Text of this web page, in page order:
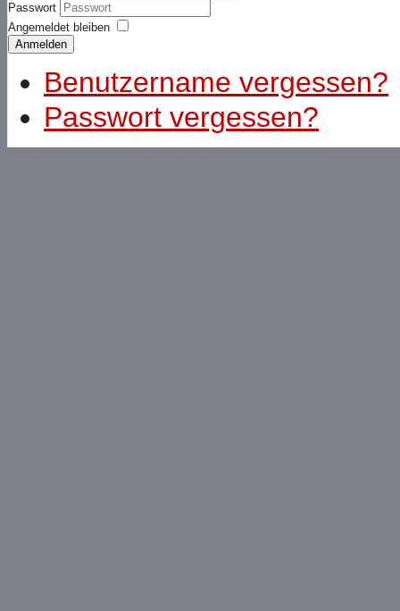
Passwort
Angemeldet bleiben
Anmelden
Benutzername vergessen?
Passwort vergessen?